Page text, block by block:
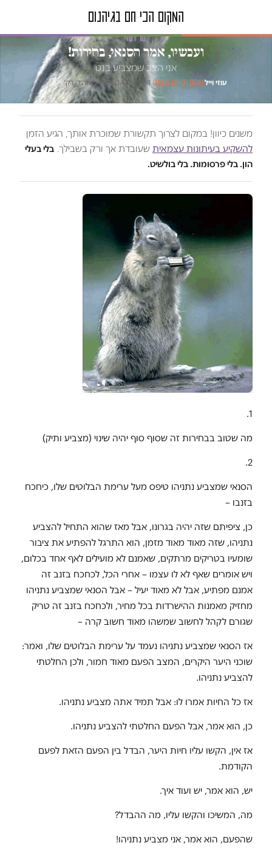
טור דעה
ועכשיו, אמר הסנאי, בחירות!
אני הצב שמצביע בנט
עוזי וייל·המקום הכי חם בגיהנום·
04.12.2014
· זמן קריאה 3 דק׳
משנים כיוון! במקום לצרוך תקשורת שמוכרת אותך, הגיע הזמן
להשקיע בעיתונות עצמאית שעובדת אך ורק בשבילך. בלי בעלי
הון. בלי פרסומות. בלי בולשיט.
1.
מה שטוב בבחירות זה שסוף סוף יהיה שינוי (מצביע ותיק)
2.
הסנאי שמצביע נתניהו טיפס מעל ערימת הבלוטים שלו, כיחכח
בזנבו –
כן, ציפיתם שזה יהיה בגרונו, אבל מאז שהוא התחיל להצביע
נתניהו, שזה מאוד מאוד מזמן, הוא התרגל להפתיע את ציבור
שומעיו בטריקים מרתקים, שאמנם לא מועילים לאף אחד בכלום,
ויש אומרים שאף לא לו עצמו – אחרי הכל, לכחכח בזנב זה
אמנם מפתיע, אבל לא מאוד יעיל – אבל הסנאי שמצביע נתניהו
מחזיק מאמנות ההישרדות בכל מחיר, ולכחכח בזנב זה טריק
שגורם לקהל לחשוב שמשהו מאוד חשוב קרה –
אז הסנאי שמצביע נתניהו נעמד על ערימת הבלוטים שלו, ואמר:
שוכני היער היקרים, המצב הפעם מאוד חמור, ולכן החלטתי
להצביע נתניהו.
אז כל החיות אמרו לו: אבל תמיד אתה מצביע נתניהו.
כן, הוא אמר, אבל הפעם החלטתי להצביע נתניהו.
אז אין, הקשו עליו חיות היער, הבדל בין הפעם הזאת לפעם
הקודמת.
יש, הוא אמר, יש ועוד איך.
מה, המשיכו והקשו עליו, מה ההבדל?
שהפעם, הוא אמר, אני מצביע נתניהו!